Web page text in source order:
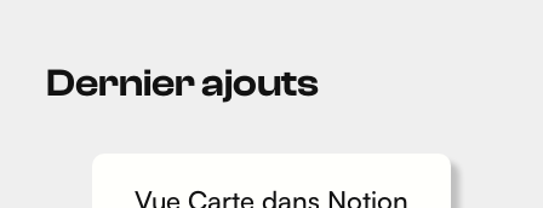
Dernier ajouts
Vue Carte dans Notion